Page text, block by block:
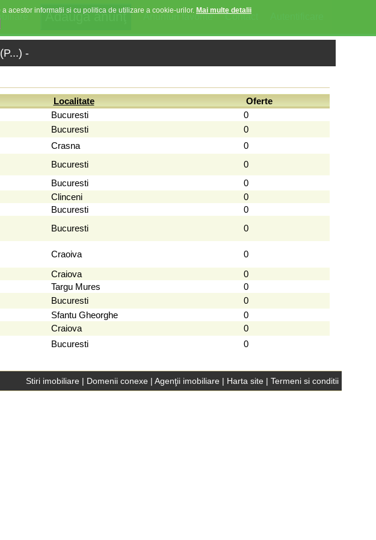
Contact
Anunturi favorite
-
Localitate
Oferte
Bucuresti
0
Bucuresti
0
Crasna
0
Bucuresti
0
Bucuresti
0
Clinceni
0
Bucuresti
0
Bucuresti 0
Craoiva
0
Craiova
0
Targu Mures
0
Bucuresti
0
Sfantu Gheorghe
0
Craiova
0
Bucuresti 0
Stiri imobiliare| Domenii conexe| Agenţii imobiliare| Harta site| Termeni si conditii
acestor informatii si cu politica de utilizare a cookie-urilor. Mai multe detalii